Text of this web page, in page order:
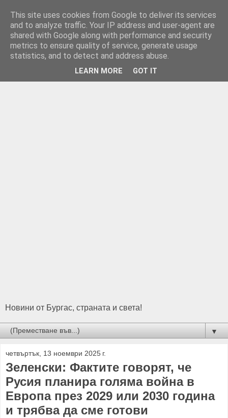
Новини от Бургас, страната и света!
▼
четвъртък, 13 ноември 2025 г.
Зеленски: Фактите говорят, че
Русия планира голяма война в
Европа през 2029 или 2030 година
и трябва да сме готови
This site uses cookies from Google to deliver its services
and to analyze traffic. Your IP address and user-agent are
shared with Google along with performance and security
metrics to ensure quality of service, generate usage
statistics, and to detect and address abuse.
LEARN MORE GOT IT